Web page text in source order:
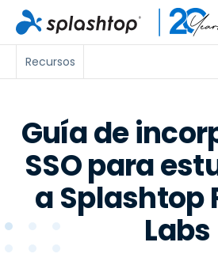
Recursos
Guía de
SSO para
a Splashtop
Labs